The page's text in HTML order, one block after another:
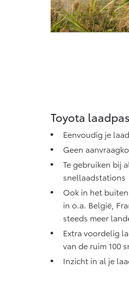
Toyota laadpas
Eenvoudig je
Geen
Te gebruiken bij
snellaadstations
Ook in het
in o.a. België,
steeds meer
Extra voordelig
van de ruim 100
Inzicht in al je